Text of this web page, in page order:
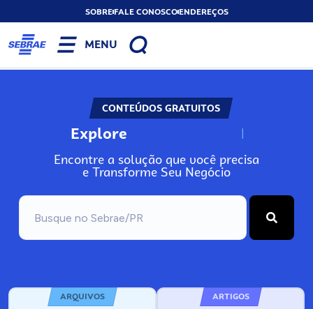
SOBREFALE CONOSCOENDEREÇOS
MENU
CONTEÚDOS GRATUITOS
Explore N
Encontre a solução que você precisa
e Transforme Seu Negócio
ARQUIVOS ARTIGOS